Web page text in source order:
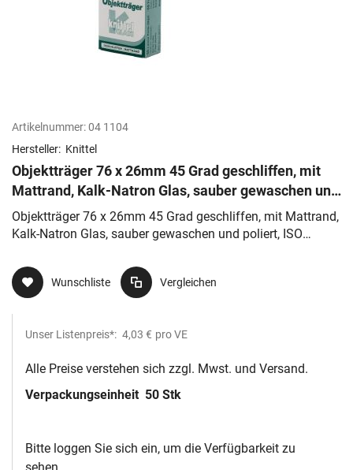
Artikelnummer:04 1104
Hersteller: Knittel
Objektträger 76 x 26mm 45 Grad geschliffen, mit
Mattrand, Kalk-Natron Glas, sauber gewaschen und
poliert, ISO 8037/1
Objektträger 76 x 26mm 45 Grad geschliffen, mit Mattrand,
Kalk-Natron Glas, sauber gewaschen und poliert, ISO
Wunschliste Vergleichen
Unser Listenpreis*: 4,03 € pro VE
Alle Preise verstehen sich zzgl. Mwst. und Versand.
Verpackungseinheit 50 Stk
Bitte loggen Sie sich ein, um die Verfügbarkeit zu